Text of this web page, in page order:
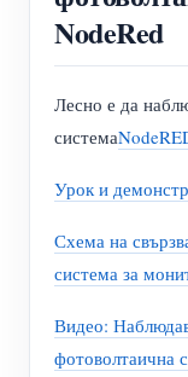
NodeRed
Лесно е да
система
Урок и
Схема на
система за
Видео:
фотоволтаична